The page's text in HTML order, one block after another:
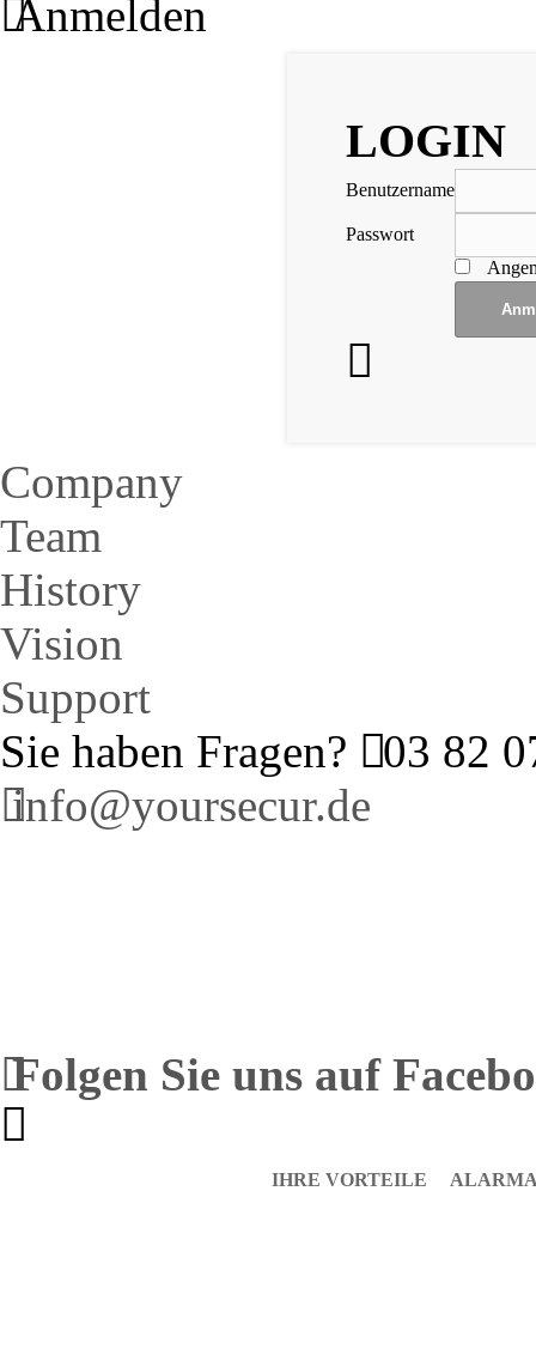
Anmelden
LOGIN
Benutzername
Passwort
Company
Team
History
Vision
Support
Sie haben Fragen? 03 82
info@yoursecur.de
Folgen Sie uns auf
IHRE VORTEILE